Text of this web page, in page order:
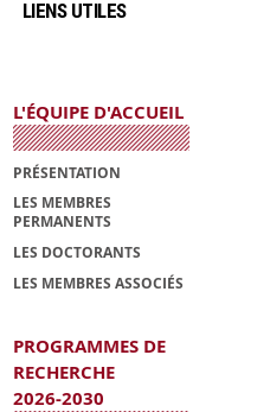
LIENS UTILES
L'ÉQUIPE D'ACCUEIL
PRÉSENTATION
LES MEMBRES
PERMANENTS
LES DOCTORANTS
LES MEMBRES ASSOCIÉS
PROGRAMMES DE
RECHERCHE
2026-2030